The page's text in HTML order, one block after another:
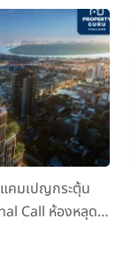
คมเปญกระตุ้น
Call ห้องหลุด
4.99 ลบ.